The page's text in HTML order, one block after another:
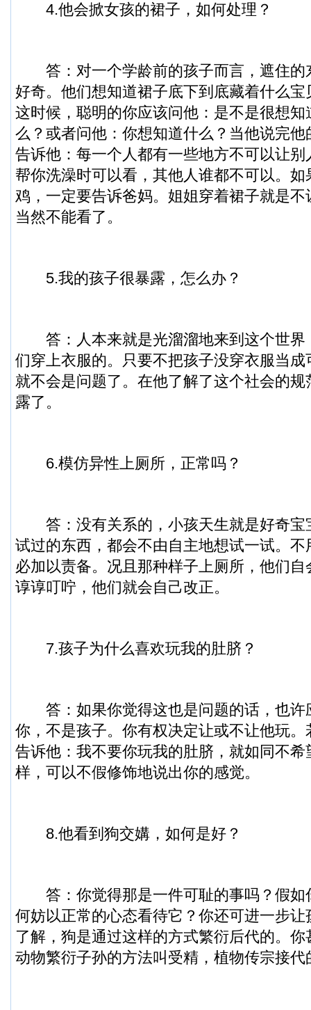
4.他会掀女孩的裙子，如何处理？
答：对一个学龄前的孩子而言，遮住的
好奇。他们想知道裙子底下到底藏着什么
这时候，聪明的你应该问他：是不是很想
么？或者问他：你想知道什么？当他说完
告诉他：每一个人都有一些地方不可以让
帮你洗澡时可以看，其他人谁都不可以。
鸡，一定要告诉爸妈。姐姐穿着裙子就是
当然不能看了。
5.我的孩子很暴露，怎么办？
答：人本来就是光溜溜地来到这个世界
们穿上衣服的。只要不把孩子没穿衣服当
就不会是问题了。在他了解了这个社会的
露了。
6.模仿异性上厕所，正常吗？
答：没有关系的，小孩天生就是好奇宝
试过的东西，都会不由自主地想试一试。
必加以责备。况且那种样子上厕所，他们
谆谆叮咛，他们就会自己改正。
7.孩子为什么喜欢玩我的肚脐？
答：如果你觉得这也是问题的话，也许
你，不是孩子。你有权决定让或不让他玩
告诉他：我不要你玩我的肚脐，就如同不
样，可以不假修饰地说出你的感觉。
8.他看到狗交媾，如何是好？
答：你觉得那是一件可耻的事吗？假如
何妨以正常的心态看待它？你还可进一步
了解，狗是通过这样的方式繁衍后代的。
动物繁衍子孙的方法叫受精，植物传宗接代